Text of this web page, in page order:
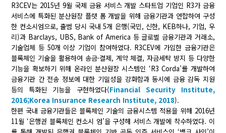
R3CEV는 2015년 9월 국제 금융 서비스 개발 스타트업 기업인 R3가 금융
서비스에 특화된 분산원장 플랫 폼 개발을 위해 금융기관과 연합하여 구성
한 컨소시엄으로, 출범 당시 국내 5개 은행(국민, 신한, KEB하나, 기업, 우
리)과 Barclays, UBS, Bank of America 등 글로벌 금융기관과 거래소,
기술업체 등 50개 이상 기업이 참여하였다. R3CEV에 가입한 금융기관은
블록체인 기술을 활용하여 송금·결제, 계약 체결, 자금세탁 방지 등 다양한
기능을 확보하기 위해 온라인 분산원장 시스템인 ‘R3 Corda’를 개발하여
금융기관 간 전송 정보에 대한 기밀성을 강화함과 동시에 금융 감독 지원
등의 특화된 기능을 구현하였다(Financial Security Institute,
2016;Korea Insurance Research Institute, 2018).
한편 국내 금융기관들은 블록체인 기술의 금융시스템 적용을 위해 2016년
11월 ‘은행권 블록체인 컨소시 엄’을 구성해 서비스 개발에 착수하였다. 이